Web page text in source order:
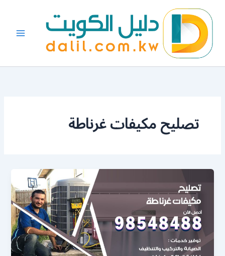
المحتوى
تصليح مكيفات غرناطة